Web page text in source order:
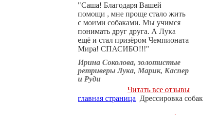
"Саша! Благодаря Вашей
помощи , мне проще стало жить
с моими собаками. Мы учимся
понимать друг друга. А Лука
ещё и стал призёром Чемпионата
Мира! СПАСИБО!!!"
Ирина Соколова, золотистые
ретриверы Лука, Марик, Каспер
и Руди
Читать все отзывы
главная страница Дрессировка собак